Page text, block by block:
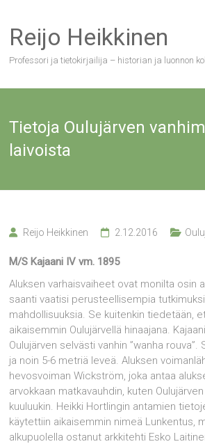
content
Reijo Heikkinen
Professori ja tietokirjailija – historian ja luonnon
Tietoja Oulujärven
laivoista
Reijo Heikkinen 2.12.2016
M/S Kajaani IV vm. 1895
Aluksen varhaisvaiheet ovat monilta osin
saanti vaatisi perusteellisempia
mahdollisuuksia. Se kuitenkin tiedetään,
aikaisemmin Oulujärvellä hinaajana.
Oulujärven selvästi vanhin ”wanha
ja noin 5-6 metriä leveä. Aluksen
hevosvoiman Wickström, joka antaa
arvokkaan matkavauhdin, kuten
kuuluukin. Heikki Hortlingin antamien
käytettiin aikaisemmin nimeä Lunkentus,
alkupuolella ostanut arkkitehti Esko